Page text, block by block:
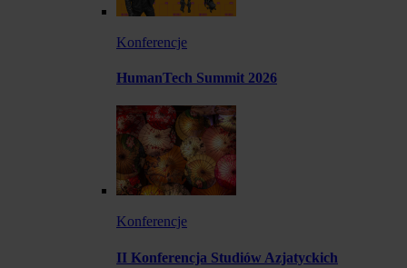
Konferencje
HumanTech Summit 2026
Konferencje
II Konferencja Studiów Azjatyckich